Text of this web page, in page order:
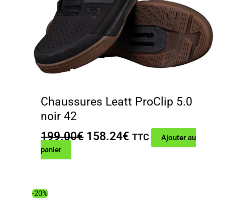
Chaussures Leatt ProClip 5.0
noir 42
199.00€ Le
158.24€ Le
TTC
Ajouter au
panier
-20%